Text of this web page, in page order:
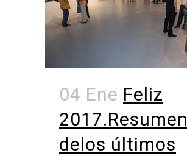
04 Ene Feliz
2017.Resumen
delos últimos